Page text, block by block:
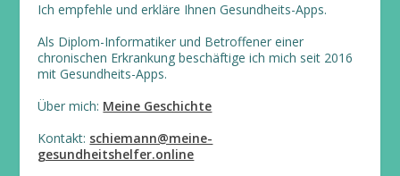
Ich empfehle und erkläre Ihnen Gesundheits-Apps.
Als Diplom-Informatiker und Betroffener einer
chronischen Erkrankung beschäftige ich mich seit 2016
mit Gesundheits-Apps.
Über mich: Meine Geschichte
Kontakt: schiemann@meine-
gesundheitshelfer.online